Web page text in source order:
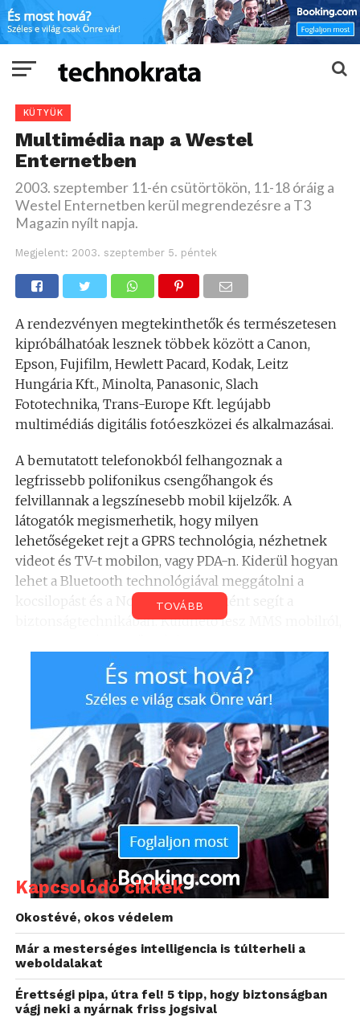
KÜTYÜK
Multimédia nap a Westel
Enternetben
2003. szeptember 11-én csütörtökön, 11-18 óráig a
Westel Enternetben kerül megrendezésre a T3
Magazin nyílt napja.
Megjelent: 2003. szeptember 5. péntek
A rendezvényen megtekinthetők és természetesen
kipróbálhatóak lesznek többek között a Canon,
Epson, Fujifilm, Hewlett Pacard, Kodak, Leitz
Hungária Kft., Minolta, Panasonic, Slach
Fototechnika, Trans-Europe Kft. legújabb
multimédiás digitális fotóeszközei és alkalmazásai.
A bemutatott telefonokból felhangoznak a
legfrissebb polifonikus csengőhangok és
felvillannak a legszínesebb mobil kijelzők. A
látogatók megismerhetik, hogy milyen
lehetőségeket rejt a GPRS technológia, nézhetnek
videot és TV-t mobilon, vagy PDA-n. Kiderül hogyan
lehet a Bluetooth technológiával meggátolni a
kocsilopást és a Nokia telefon miként segít a
biztonságtechnikában. Küldhető lesz MMS mobilról,
Mindez csak ízelítő, hiszen a Westel ezen kívül az
egyéb technikai érdekességekre és csodákra
kíváncsi látogatóknak is tartogat meglepetéseket.
A bemutató ideje alatt a játékos kedvű érdeklődők
kipróbálhatják a Westel Enternet nyerő alkalmazásait
is és egyéb játékokban is felmérhetik multimédiás
felkészültségüket. A legjobbak között a szolgáltató
Westel Enternet ajándékcsomagokat, 20 percenként
T3 magazint és fődíjként egy készülékes Domino
csomagot sorsol ki.
A program idején minden akciós MMS készülék
vásárlásakor további 10 százalék kedvezmény
vehető igénybe.
TOVÁBB
Kapcsolódó cikkek
Okostévé, okos védelem
Már a mesterséges intelligencia is túlterheli a
weboldalakat
Érettségi pipa, útra fel! 5 tipp, hogy biztonságban
vágj neki a nyárnak friss jogsival